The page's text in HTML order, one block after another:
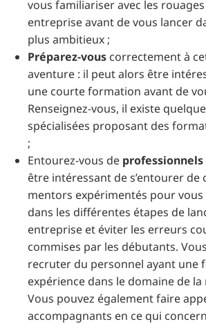
vous familiariser avec les
entreprise avant de vous lancer
plus ambitieux ;
Préparez-vous correctement à
aventure : il peut alors être
une courte formation avant de
Renseignez-vous, il existe
spécialisées proposant des
;
Entourez-vous de
être intéressant de s’entourer de
mentors expérimentés pour
dans les différentes étapes de
entreprise et éviter les erreurs
commises par les débutants.
recruter du personnel ayant une
expérience dans le domaine de
Vous pouvez également faire
accompagnants en ce qui